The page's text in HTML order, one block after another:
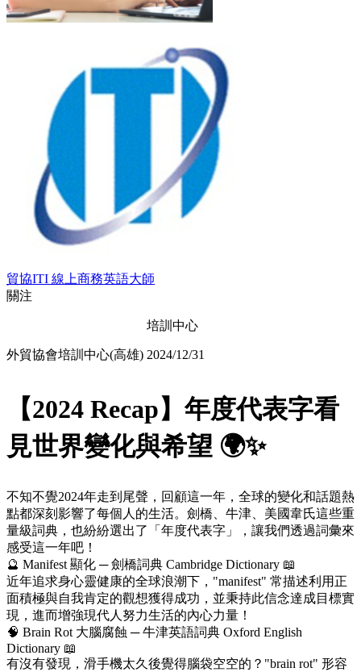
貿協ITI 線上商務英語大師
關注
外貿協會培訓中心(高雄)
培訓中心
2024/12/31
【2024 Recap】年度代表字看
見世界變化與希望 🌍✨
不知不覺2024年走到尾聲，回顧這一年，全球的變化和話題熱
點都深刻影響了每個人的生活。劍橋、牛津、美國韋氏這些重
量級詞典，也紛紛選出了「年度代表字」，讓我們透過詞彙來
感受這一年吧！
🔮 Manifest 顯化 ─ 劍橋詞典 Cambridge Dictionary 📖
近年追求身心靈健康的全球浪潮下，"manifest" 常描述利用正
面積極與自我肯定的觀想獲得成功，並秉持此信念達成目標實
現，進而增強現代人努力生活的內心力量！
🧠 Brain Rot 大腦腐蝕 ─ 牛津英語詞典 Oxford English
Dictionary 📖
有沒有發現，滑手機太久後覺得腦袋空空的？"brain rot" 形容